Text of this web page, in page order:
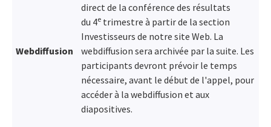
Webdiffusion
direct de la conférence des résultats
du 4e trimestre à partir de la section
Investisseurs de notre site Web. La
webdiffusion sera archivée par la suite. Les
participants devront prévoir le temps
nécessaire, avant le début de l'appel, pour
accéder à la webdiffusion et aux
diapositives.